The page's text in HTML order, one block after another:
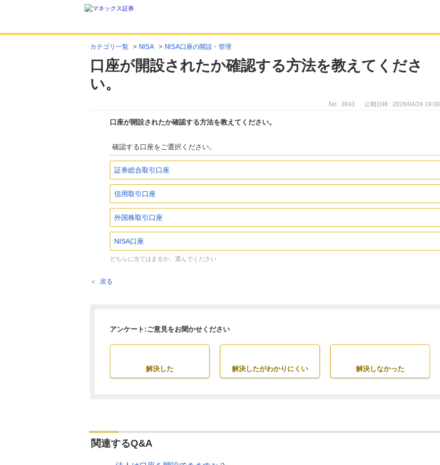
カテゴリ一覧 > NISA > NISA口座の開設・管理
口座が開設されたか確認する方法を教えてくださ
い。
No : 3843 公開日時 : 2026/04/24 19:00
口座が開設されたか確認する方法を教えてください。
確認する口座をご選択ください。
証券総合取引口座
信用取引口座
外国株取引口座
NISA口座
どちらに当てはまるか、選んでください
戻る
アンケート:ご意見をお聞かせください
解決した 解決したがわかりにくい 解決しなかった
関連するQ&A